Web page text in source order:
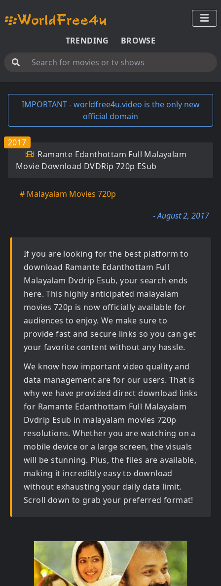
TRENDING BROWSE
IMPORTANT - worldfree4u.video is the only new
official domain
Ramante Edanthottam Full Malayalam
Movie Download DVDRip 720p ESub
2017
# Malayalam Movies 720p
- August 2, 2017
If you are looking for the best platform to
download Ramante Edanthottam Full
Malayalam Dvdrip Esub, your search ends
here. This highly anticipated malayalam
movies 720p is now officially available for
audiences to enjoy. We make sure to
provide fast and secure links so you can get
your favorite content without any hassle.
We know how important video quality and
data management are for our users. That is
why we have provided direct download links
for Ramante Edanthottam Full Malayalam
Dvdrip Esub in malayalam movies 720p
resolutions. Whether you are watching on a
mobile device or a large screen, the visuals
will be stunning. Plus, the files are available,
making it incredibly easy to download
without exhausting your daily data limit.
Scroll down to grab your preferred format!